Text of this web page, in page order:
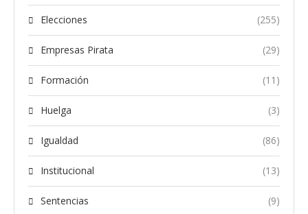
Elecciones (255)
Empresas Pirata (29)
Formación (11)
Huelga (3)
Igualdad (86)
Institucional (13)
Sentencias (9)